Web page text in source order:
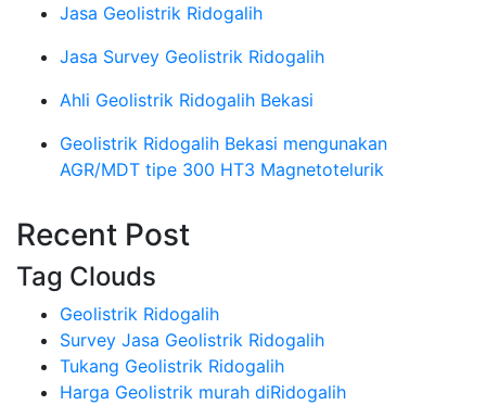
Jasa Geolistrik Ridogalih
Jasa Survey Geolistrik Ridogalih
Ahli Geolistrik Ridogalih Bekasi
Geolistrik Ridogalih Bekasi mengunakan
AGR/MDT tipe 300 HT3 Magnetotelurik
Recent Post
Tag Clouds
Geolistrik Ridogalih
Survey Jasa Geolistrik Ridogalih
Tukang Geolistrik Ridogalih
Harga Geolistrik murah diRidogalih